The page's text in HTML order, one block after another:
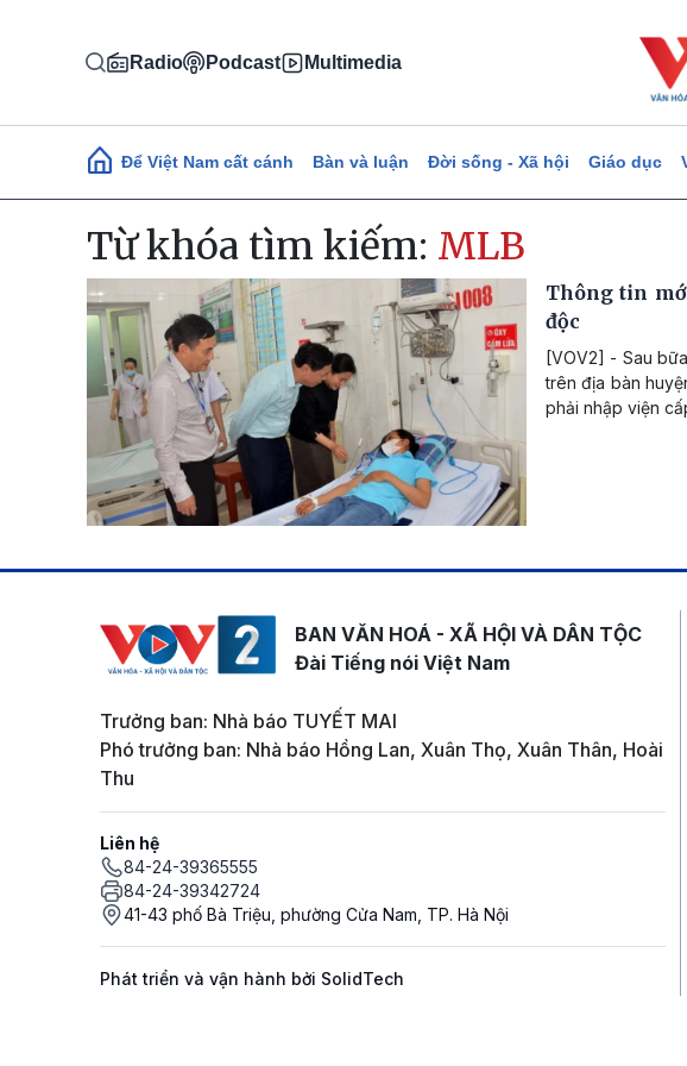
Radio Podcast Multimedia
Main navigation
Để Việt Nam cất cánh Bàn và luận Đời sống - Xã hội Giáo dục
Từ khóa tìm kiếm: MLB
Thông tin
độc
[VOV2] - Sau
trên địa bàn
phải nhập viện
BAN VĂN HOÁ - XÃ HỘI VÀ DÂN TỘC
Đài Tiếng nói Việt Nam
Trưởng ban: Nhà báo TUYẾT MAI
Phó trưởng ban: Nhà báo Hồng Lan, Xuân Thọ, Xuân Thân, Hoài
Thu
Liên hệ
84-24-39365555
84-24-39342724
41-43 phố Bà Triệu, phường Cửa Nam, TP. Hà Nội
Phát triển và vận hành bởi SolidTech